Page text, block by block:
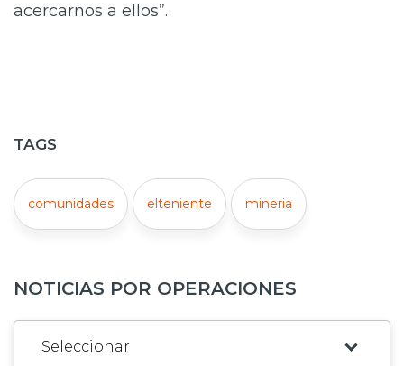
acercarnos a ellos”.
TAGS
comunidades elteniente mineria
NOTICIAS POR OPERACIONES